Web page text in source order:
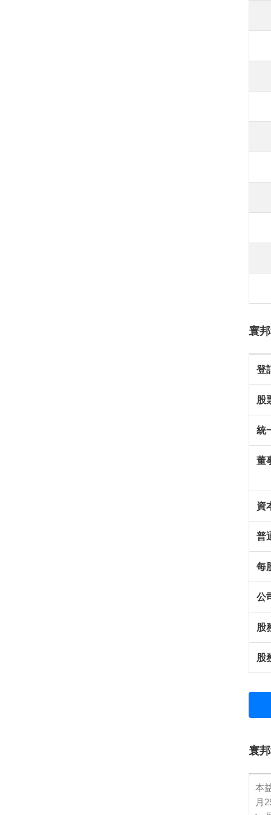
寰
登
股
統
董
資
普
每
公
股
股
寰
本
月